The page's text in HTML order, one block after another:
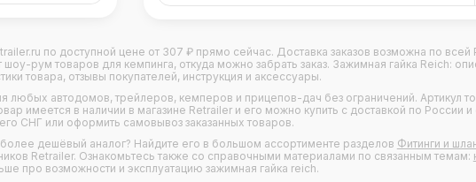
по доступной цене от 307 ₽ прямо сейчас. Доставка заказов возможна по всей
рум товаров для кемпинга, откуда можно забрать заказ. Зажимная гайка Reich:
товара, отзывы покупателей, инструкция и аксессуары.
любых автодомов,трейлеров, кемперов и прицепов-дач без ограничений. Артикул
имеется в наличии в магазине Retrailer и его можно купить с доставкой по России и
СНГ или оформить самовывоз заказанных товаров.
дешёвый аналог? Найдите его в большом ассортименте разделов Фитинги и
Retrailer. Ознакомьтесь также со справочными материалами по связанным темам:
про возможности и эксплуатацию зажимная гайка reich.